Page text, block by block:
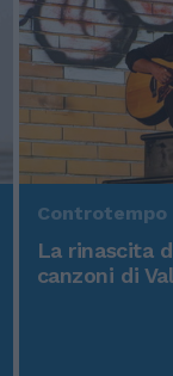
Controtempo
La rinascita
canzoni di